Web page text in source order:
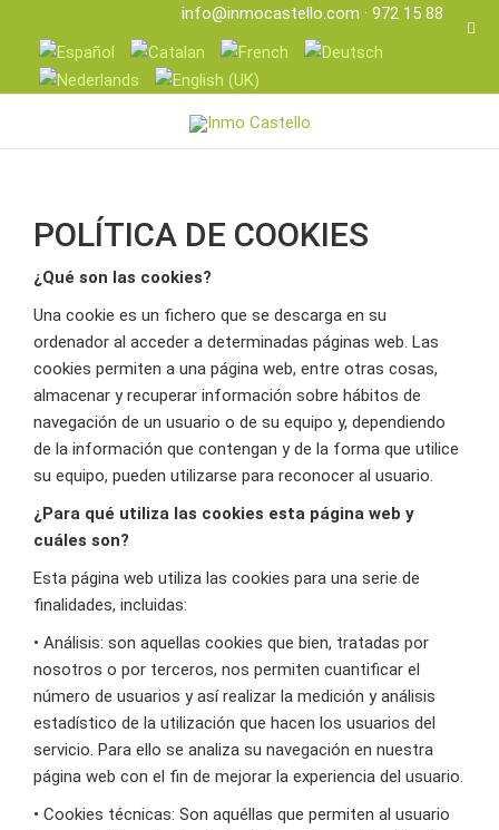
info@inmocastello.com · 972 15 88 25
POLÍTICA DE COOKIES
¿Qué son las cookies?
Una cookie es un fichero que se descarga en su
ordenador al acceder a determinadas páginas web. Las
cookies permiten a una página web, entre otras cosas,
almacenar y recuperar información sobre hábitos de
navegación de un usuario o de su equipo y, dependiendo
de la información que contengan y de la forma que utilice
su equipo, pueden utilizarse para reconocer al usuario.
¿Para qué utiliza las cookies esta página web y
cuáles son?
Esta página web utiliza las cookies para una serie de
finalidades, incluidas:
• Análisis: son aquellas cookies que bien, tratadas por
nosotros o por terceros, nos permiten cuantificar el
número de usuarios y así realizar la medición y análisis
estadístico de la utilización que hacen los usuarios del
servicio. Para ello se analiza su navegación en nuestra
página web con el fin de mejorar la experiencia del usuario.
• Cookies técnicas: Son aquéllas que permiten al usuario